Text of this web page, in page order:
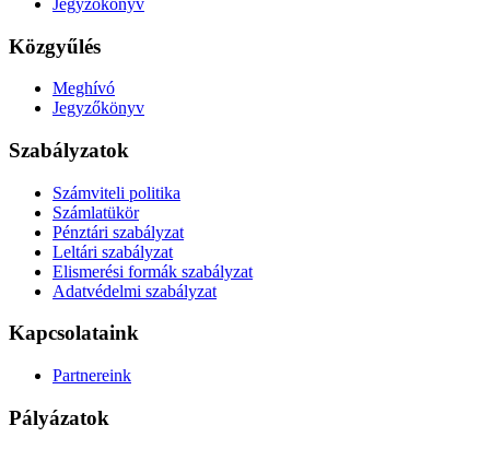
Közgyűlés
Meghívó
Jegyzőkönyv
Szabályzatok
Számviteli politika
Számlatükör
Pénztári szabályzat
Leltári szabályzat
Elismerési formák szabályzat
Adatvédelmi szabályzat
Kapcsolataink
Partnereink
Pályázatok